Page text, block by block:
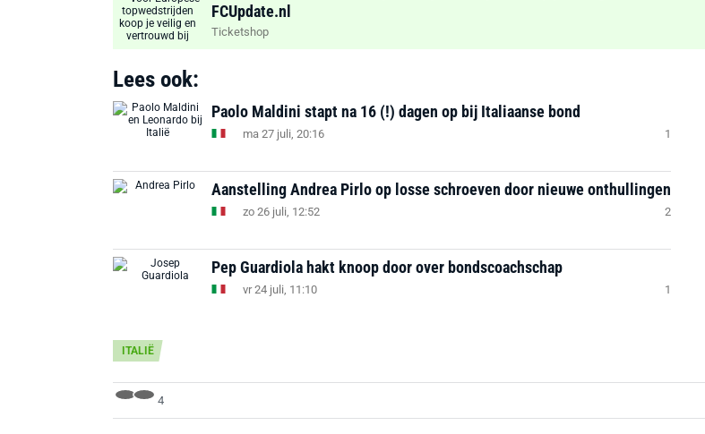
FCUpdate.nl
Ticketshop
Lees ook:
Paolo Maldini stapt na 16 (!) dagen op bij Italiaanse bond
ma 27 juli, 20:16 1
Aanstelling Andrea Pirlo op losse schroeven door nieuwe onthullingen
zo 26 juli, 12:52 2
Pep Guardiola hakt knoop door over bondscoachschap
vr 24 juli, 11:10 1
ITALIË
4